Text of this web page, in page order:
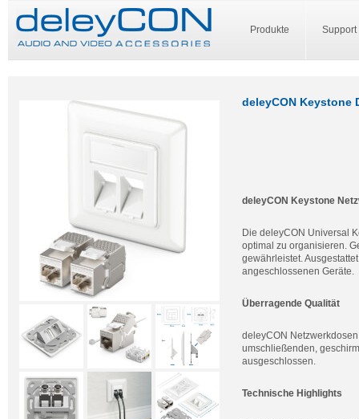
Produkte Support
deleyCON Keystone
deleyCON Keystone
Die deleyCON Universal
optimal zu organisieren.
gewährleistet.
angeschlossenen Geräte.
Überragende Qualität
deleyCON
umschließenden,
ausgeschlossen.
Technische Highlights